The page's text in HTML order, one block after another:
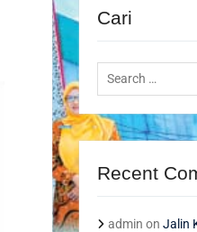
Cari
Search
for:
Recent
admin on Jalin